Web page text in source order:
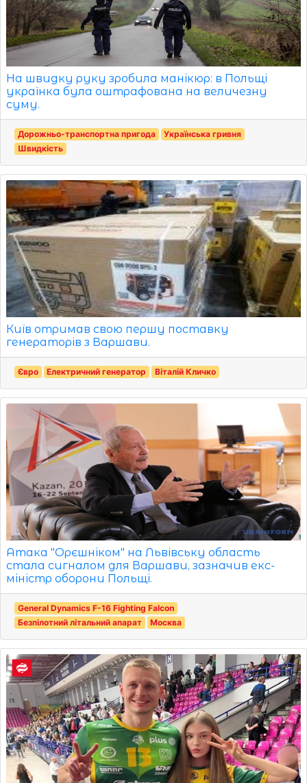
На швидку руку зробила манікюр: в Польщі
українка була оштрафована на величезну
суму.
Дорожньо-транспортна пригода
Українська гривня
Швидкість
Київ отримав свою першу поставку
генераторів з Варшави.
Євро Електричний генератор Віталій Кличко
Атака "Орєшніком" на Львівську область
стала сигналом для Варшави, зазначив екс-
міністр оборони Польщі.
General Dynamics F-16 Fighting Falcon
Безпілотний літальний апарат
Москва